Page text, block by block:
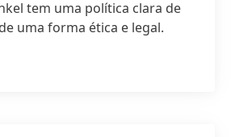
tem uma política clara de
uma forma ética e legal.